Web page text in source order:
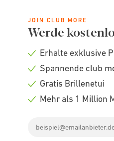
JOIN CLUB MORE
Werde
Check
Erhalte exklusive
Check
Spannende club
Check
Gratis Brillenetui
Mehr als 1 Million
address